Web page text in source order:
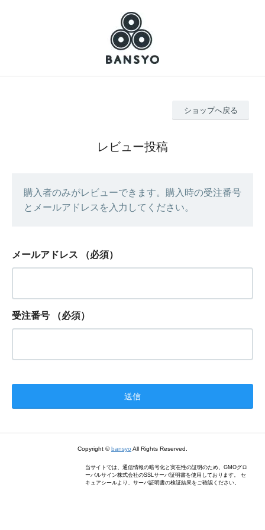
ショップへ戻る
レビュー投稿
購入者のみがレビューできます。購入時の受注番号
とメールアドレスを入力してください。
メールアドレス （必須）
受注番号 （必須）
Copyright ©bansyo All Rights Reserved.
当サイトでは、通信情報の暗号化と実在性の証明のため、GMOグロ
ーバルサイン株式会社のSSLサーバ証明書を使用しております。 セ
キュアシールより、サーバ証明書の検証結果をご確認ください。